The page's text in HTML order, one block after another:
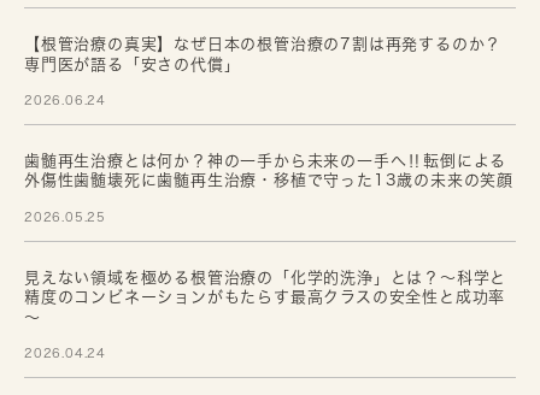
【根管治療の真実】なぜ日本の根管治療の7割は再発するのか？
専門医が語る「安さの代償」
2026.06.24
歯髄再生治療とは何か？神の一手から未来の一手へ‼転倒による
外傷性歯髄壊死に歯髄再生治療・移植で守った13歳の未来の笑顔
2026.05.25
見えない領域を極める根管治療の「化学的洗浄」とは？～科学と
精度のコンビネーションがもたらす最高クラスの安全性と成功率
～
2026.04.24